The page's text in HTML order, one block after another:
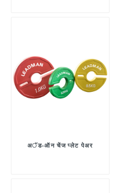
अॅड-ऑन चेंज प्लेट पेअर